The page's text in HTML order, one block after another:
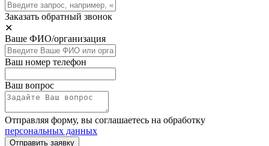
Заказать обратный звонок
✕
Ваше ФИО/организация
Ваш номер телефон
Ваш вопрос
Отправляя форму, вы соглашаетесь на обработку
персональных данных
Отправить заявку